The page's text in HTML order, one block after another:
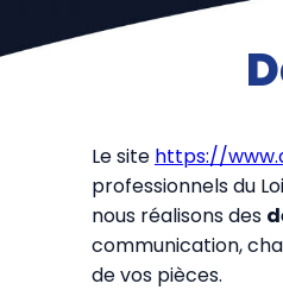
Le site https://
professionnels du
nous réalisons des
communication,
de vos pièces.